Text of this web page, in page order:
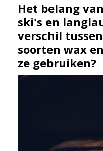
Het belang
ski's en
verschil
soorten wax
ze gebruiken?